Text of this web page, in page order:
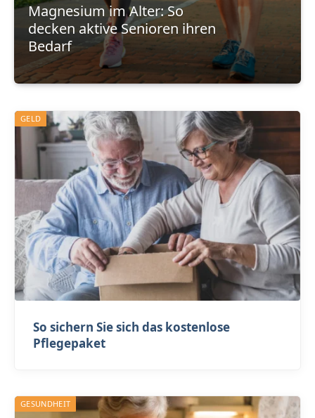
Magnesium im Alter: So
decken aktive Senioren ihren
Bedarf
GELD
So sichern Sie sich das kostenlose
Pflegepaket
GESUNDHEIT